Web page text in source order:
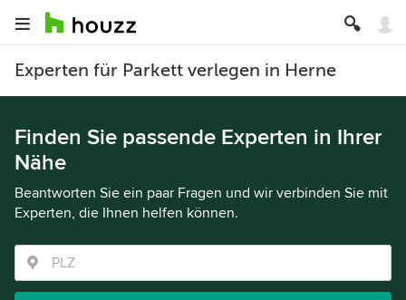
Experten für Parkett verlegen in Herne
Finden Sie passende Experten in Ihrer
Nähe
Beantworten Sie ein paar Fragen und wir verbinden Sie mit
Experten, die Ihnen helfen können.